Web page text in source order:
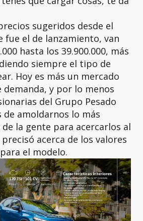
sugeridos desde el
fue el de lanzamiento, van
hasta los 39.900.000, más
siempre el tipo de
Hoy es más un mercado
y por lo menos
del Grupo Pesado
amoldarnos lo más
la gente para acercarlos al
acerca de los valores
el modelo.